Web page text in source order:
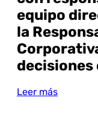
equipo
la
Leer más